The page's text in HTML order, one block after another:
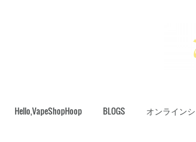
Hello,VapeShopHoop BLOGS オンライン